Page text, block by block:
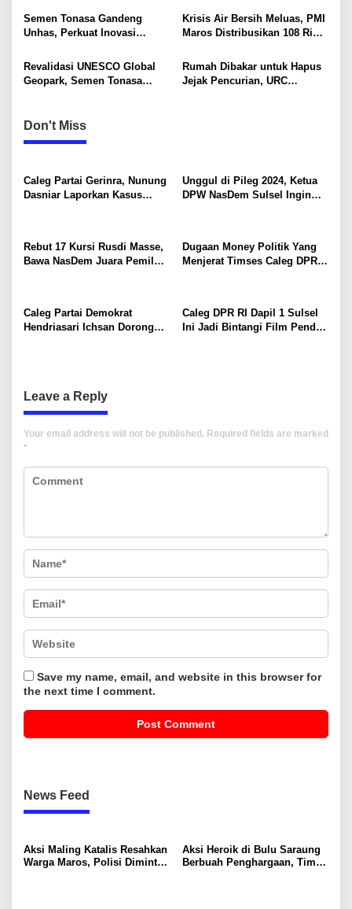
t
i
o
n
Warga
Konservasi Pesisir
Semen Tonasa Gandeng
Unhas, Perkuat Inovasi
Berkelanjutan
Krisis Air Bersih Meluas, PMI
Maros Distribusikan 108 Ribu
Revalidasi UNESCO Global
Geopark, Semen Tonasa
Rumah Dibakar untuk Hapus
Jejak Pencurian, URC
Don't Miss
Caleg Partai Gerinra, Nunung
Dasniar Laporkan Kasus
Unggul di Pileg 2024, Ketua
DPW NasDem Sulsel Ingin
Rebut 17 Kursi Rusdi Masse,
Bawa NasDem Juara Pemilu
Dugaan Money Politik Yang
Menjerat Timses Caleg DPR
Caleg Partai Demokrat
Hendriasari Ichsan Dorong
Caleg DPR RI Dapil 1 Sulsel
Ini Jadi Bintangi Film Pendek
Leave a Reply
Your email address will not be published. Required fields are marked
*
Save my name, email, and website in this browser for
the next time I comment.
News Feed
Aksi Maling Katalis Resahkan
Warga Maros, Polisi Diminta
Aksi Heroik di Bulu Saraung
Berbuah Penghargaan, Tim